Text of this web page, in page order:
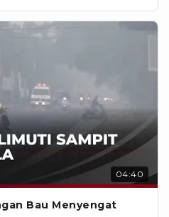
04:40
Bau Menyengat